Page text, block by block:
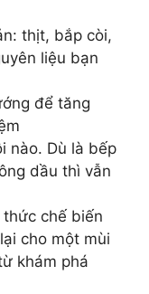
thịt, bắp còi,
liệu bạn
để tăng
nào. Dù là bếp
dầu thì vẫn
chế biến
cho một mùi
khám phá